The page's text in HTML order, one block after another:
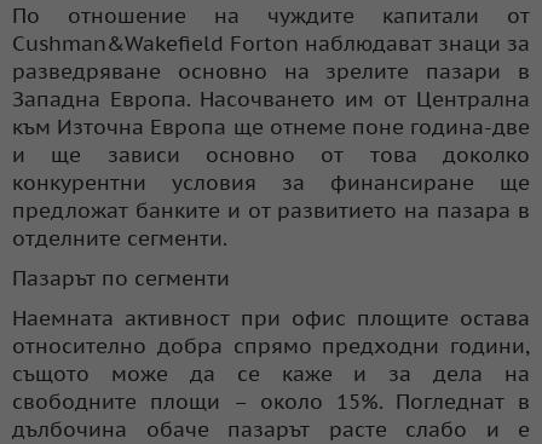
По отношение на чуждите капитали от
Cushman&Wakefield Forton наблюдават знаци за
разведряване основно на зрелите пазари в
Западна Европа. Насочването им от Централна
към Източна Европа ще отнеме поне година-две
и ще зависи основно от това доколко
конкурентни условия за финансиране ще
предложат банките и от развитието на пазара в
отделните сегменти.
Пазарът по сегменти
Наемната активност при офис площите остава
относително добра спрямо предходни години,
същото може да се каже и за дела на
свободните площи – около 15%. Погледнат в
дълбочина обаче пазарът расте слабо и е